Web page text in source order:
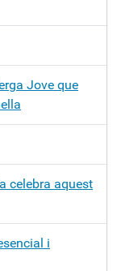
Jove que
celebra aquest
i